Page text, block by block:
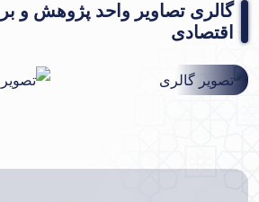
گالری تصاویر واحد پژوهش و
اقتصادی